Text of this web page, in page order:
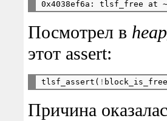
Посмотрел в
этот assert:
tlsf_assert( !
Причина